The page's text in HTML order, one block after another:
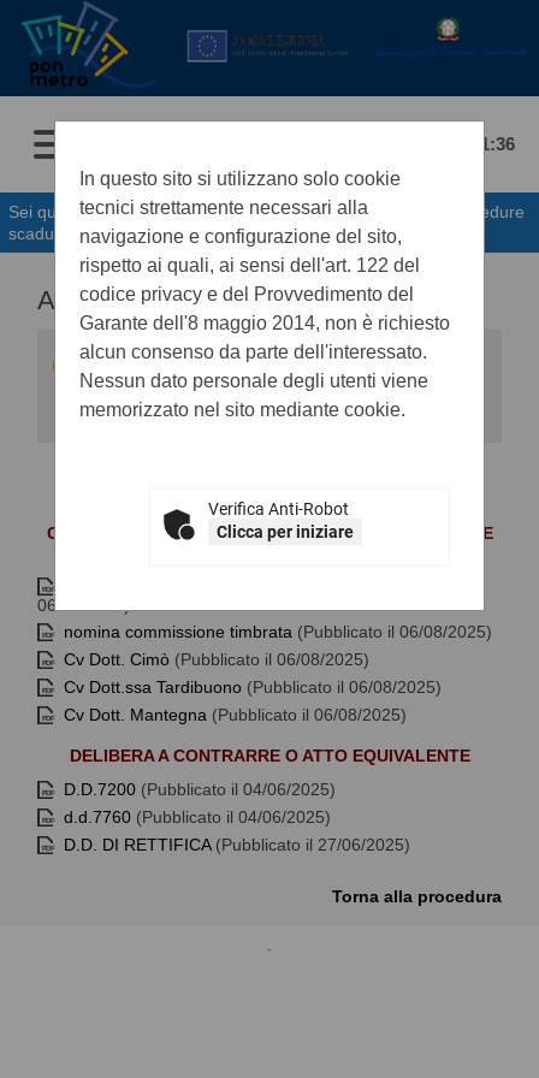
07/08/2026 11:36
Sei qui: Home» Procedure d'appalto e contratti
Gare e procedure
scadute
In questo sito si utilizzano solo cookie
tecnici strettamente necessari alla
navigazione e configurazione del sito,
rispetto ai quali, ai sensi dell'art. 122 del
codice privacy e del Provvedimento del
Garante dell'8 maggio 2014, non è richiesto
alcun consenso da parte dell'interessato.
Nessun dato personale degli utenti viene
memorizzato nel sito mediante cookie.
Verifica Anti-Robot
Clicca per iniziare
ALTRI ATTI E DOCUMENTI
Di seguito viene presentata la lista degli
eventuali documenti e atti previsti ai fini della
trasparenza.
COMPOSIZIONE DELLE COMMISSIONI GIUDICATRICI E
06/08/2025)
nomina commissione timbrata (Pubblicato il 06/08/2025)
Cv Dott. Cimò (Pubblicato il 06/08/2025)
Cv Dott.ssa Tardibuono (Pubblicato il 06/08/2025)
Cv Dott. Mantegna (Pubblicato il 06/08/2025)
DELIBERA A CONTRARRE O ATTO EQUIVALENTE
D.D.7200 (Pubblicato il 04/06/2025)
d.d.7760 (Pubblicato il 04/06/2025)
D.D. DI RETTIFICA (Pubblicato il 27/06/2025)
Torna alla procedura
.